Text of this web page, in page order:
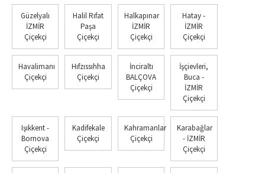
Güzelyalı
İZMİR
Çiçekçi
Halil Rıfat
Paşa
Çiçekçi
Halkapınar
İZMİR
Çiçekçi
Hatay -
İZMİR
Çiçekçi
Havalimanı
Çiçekçi
Hıfzıssıhha
Çiçekçi
İnciraltı
BALÇOVA
Çiçekçi
İşçievleri,
Buca -
İZMİR
Çiçekçi
Işıkkent -
Bornova
Çiçekçi
Kadifekale
Çiçekçi
Kahramanlar
Çiçekçi
Karabağlar
- İZMİR
Çiçekçi